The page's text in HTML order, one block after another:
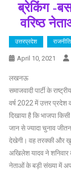
ब्रेकिंग -
वरिष्ठ
उत्तरप्रदेश राजनीति
April 10, 2021
लखनऊ
समाजवादी पार्टी के
वर्ष 2022 में उत्तर प्रदेश
दिखाया है कि भाजपा
जान से ज्यादा चुनाव
देखेगी। वह तरक्की और
अखिलेश यादव ने शनिवार
नेताओं के बड़ी संख्या में